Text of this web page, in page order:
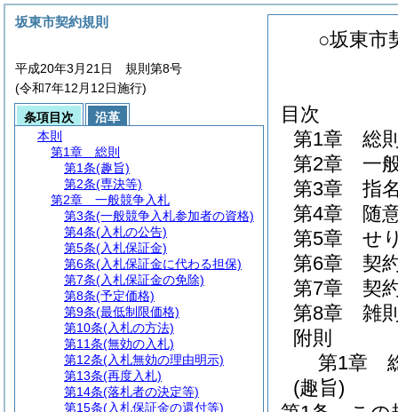
○坂東市
目次
第1章
総
第2章
一
第3章
指
第4章
随
第5章
せ
第6章
契
第7章
契
第8章
雑
附則
第1章
(趣旨)
坂東市契約規則
平成20年3月21日 規則第8号
(令和7年12月12日施行)
条項目次
沿革
本則
第1章
総則
第1条(趣旨)
第2条(専決等)
第2章
一般競争入札
第3条(一般競争入札参加者の資格)
第4条(入札の公告)
第5条(入札保証金)
第6条(入札保証金に代わる担保)
第7条(入札保証金の免除)
第8条(予定価格)
第9条(最低制限価格)
第10条(入札の方法)
第11条(無効の入札)
第12条(入札無効の理由明示)
第13条(再度入札)
第14条(落札者の決定等)
第15条(入札保証金の還付等)